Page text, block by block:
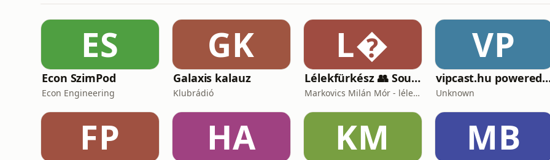
ES
Econ SzimPod
Econ Engineering
GK
Galaxis kalauz
Klubrádió
L
Lélekfürkész 👥 SoulScout
Markovics Milán Mór - lélektan, tudomány, vallás, harc
VP
vipcast.hu
Unknown
FP HA KM MB